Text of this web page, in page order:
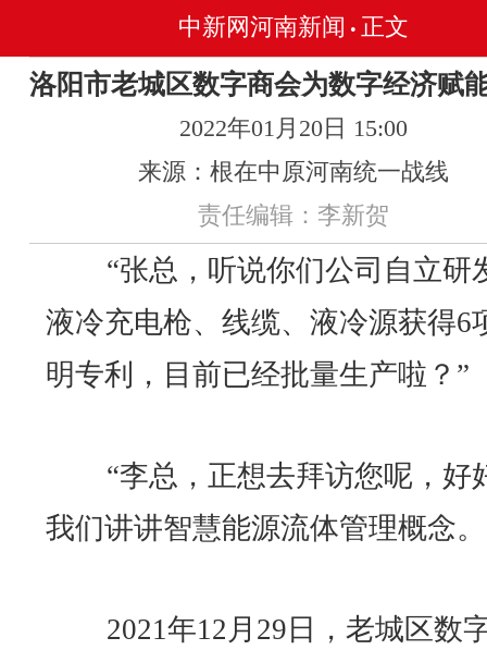
中新网河南新闻 • 正文
洛阳市老城区数字商会为数字经济赋
2022年01月20日 15:00
来源：根在中原河南统一战线
责任编辑：李新贺
“张总，听说你们公司自立研
液冷充电枪、线缆、液冷源获得6
明专利，目前已经批量生产啦？”
“李总，正想去拜访您呢，好
我们讲讲智慧能源流体管理概念
2021年12月29日，老城区数